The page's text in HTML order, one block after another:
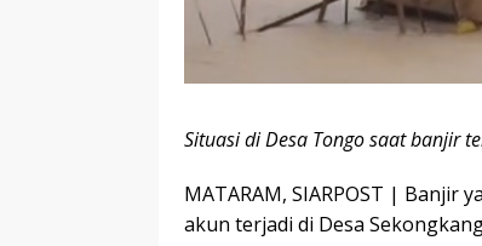
Situasi di Desa Tongo saat banjir
MATARAM, SIARPOST | Banjir
akun terjadi di Desa